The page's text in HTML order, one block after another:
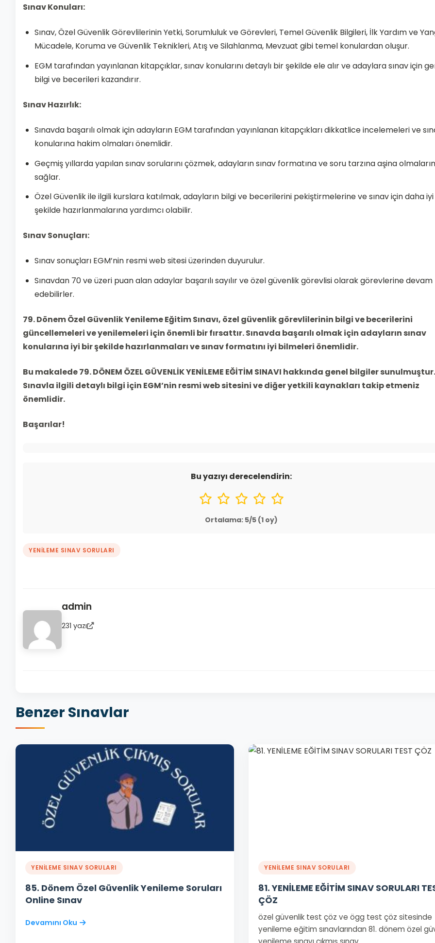
Sınav Konuları:
Sınav, Özel Güvenlik Görevlilerinin Yetki, Sorumluluk ve Görevleri, Temel Güvenlik Bilgileri, İlk Yardım ve
Mücadele, Koruma ve Güvenlik Teknikleri, Atış ve Silahlanma, Mevzuat gibi temel konulardan oluşur.
EGM tarafından yayınlanan kitapçıklar, sınav konularını detaylı bir şekilde ele alır ve adaylara sınav için
bilgi ve becerileri kazandırır.
Sınav Hazırlık:
Sınavda başarılı olmak için adayların EGM tarafından yayınlanan kitapçıkları dikkatlice incelemeleri ve
konularına hakim olmaları önemlidir.
Geçmiş yıllarda yapılan sınav sorularını çözmek, adayların sınav formatına ve soru tarzına aşina
sağlar.
Özel Güvenlik ile ilgili kurslara katılmak, adayların bilgi ve becerilerini pekiştirmelerine ve sınav için daha
şekilde hazırlanmalarına yardımcı olabilir.
Sınav Sonuçları:
Sınav sonuçları EGM’nin resmi web sitesi üzerinden duyurulur.
Sınavdan 70 ve üzeri puan alan adaylar başarılı sayılır ve özel güvenlik görevlisi olarak görevlerine devam
edebilirler.
79. Dönem Özel Güvenlik Yenileme Eğitim Sınavı, özel güvenlik görevlilerinin bilgi ve becerilerini
güncellemeleri ve yenilemeleri için önemli bir fırsattır. Sınavda başarılı olmak için adayların sınav
konularına iyi bir şekilde hazırlanmaları ve sınav formatını iyi bilmeleri önemlidir.
Bu makalede 79. DÖNEM ÖZEL GÜVENLİK YENİLEME EĞİTİM SINAVI hakkında genel bilgiler sunulmuştur.
Sınavla ilgili detaylı bilgi için EGM’nin resmi web sitesini ve diğer yetkili kaynakları takip etmeniz
önemlidir.
Başarılar!
Bu yazıyı derecelendirin:
Ortalama: 5/5 (1 oy)
YENİLEME SINAV SORULARI
admin
231 yazı
Benzer Sınavlar
YENİLEME SINAV SORULARI
85. Dönem Özel Güvenlik Yenileme Soruları
Online Sınav
Devamını Oku
YENİLEME SINAV SORULARI
81. YENİLEME EĞİTİM SINAV SORULARI
ÇÖZ
özel güvenlik test çöz ve ögg test çöz sitesinde
yenileme eğitim sınavlarından 81. dönem özel